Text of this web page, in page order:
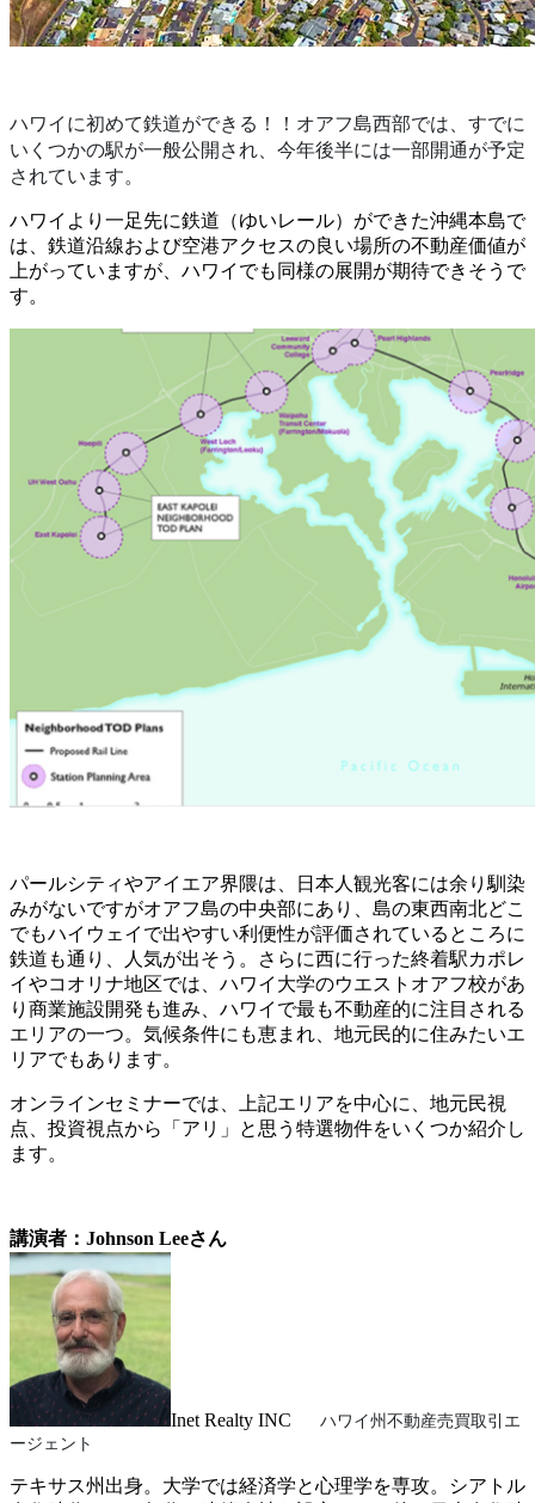
ハワイに初めて鉄道ができる！！オアフ島西部では、すでに
いくつかの駅が一般公開され、今年後半には一部開通が予定
されています。
ハワイより一足先に鉄道（ゆいレール）ができた沖縄本島で
は、鉄道沿線および空港アクセスの良い場所の不動産価値が
上がっていますが、ハワイでも同様の展開が期待できそうで
す。
パールシティやアイエア界隈は、日本人観光客には余り馴染
みがないですがオアフ島の中央部にあり、島の東西南北どこ
でもハイウェイで出やすい利便性が評価されているところに
鉄道も通り、人気が出そう。さらに西に行った終着駅カポレ
イやコオリナ地区では、ハワイ大学のウエストオアフ校があ
り商業施設開発も進み、ハワイで最も不動産的に注目される
エリアの一つ。気候条件にも恵まれ、地元民的に住みたいエ
リアでもあります。
オンラインセミナーでは、上記エリアを中心に、地元民視
点、投資視点から「アリ」と思う特選物件をいくつか紹介し
ます。
講演者 ：Johnson Leeさん
Inet Realty INC ハワイ州不動産売買取引エ
ージェント
テキサス州出身。大学では経済学と心理学を専攻。シアトル